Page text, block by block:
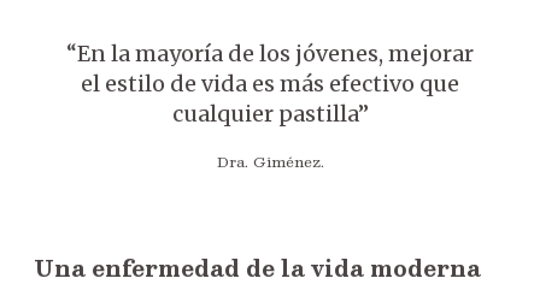
“En la mayoría de los jóvenes, mejorar
el estilo de vida es más efectivo que
cualquier pastilla”
Dra. Giménez.
Una enfermedad de la vida moderna